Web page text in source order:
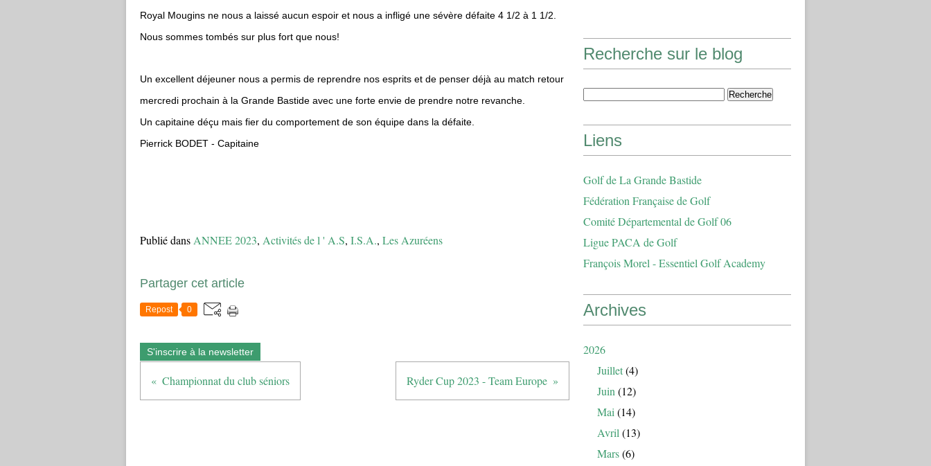
Royal Mougins ne nous a laissé aucun espoir et nous a infligé une sévère défaite 4 1/2 à 1 1/2.
Nous sommes tombés sur plus fort que nous!
Un excellent déjeuner nous a permis de reprendre nos esprits et de penser déjà au match retour
mercredi prochain à la Grande Bastide avec une forte envie de prendre notre revanche.
Un capitaine déçu mais fier du comportement de son équipe dans la défaite.
Pierrick BODET - Capitaine
Publié dans ANNEE 2023, Activités de l ' A.S, I.S.A., Les Azuréens
Partager cet article
Repost 0
S'inscrire à la newsletter
Championnat du club séniors Ryder Cup 2023 - Team Europe
Recherche sur le blog
Liens
Golf de La Grande Bastide
Fédération Française de Golf
Comité Départemental de Golf 06
Ligue PACA de Golf
François Morel - Essentiel Golf Academy
Archives
2026
Juillet(4)
Juin (12)
Mai (14)
Avril (13)
Mars(6)